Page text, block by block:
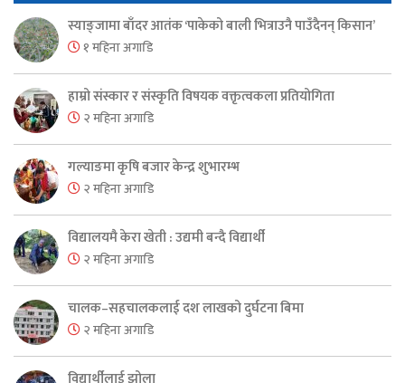
स्याङ्जामा बाँदर आतंक ‘पाकेको बाली भित्राउनै पाउँदैनन् किसान’
१ महिना अगाडि
हाम्रो संस्कार र संस्कृति विषयक वक्तृत्वकला प्रतियोगिता
२ महिना अगाडि
गल्याङमा कृषि बजार केन्द्र शुभारम्भ
२ महिना अगाडि
विद्यालयमै केरा खेती : उद्यमी बन्दै विद्यार्थी
२ महिना अगाडि
चालक–सहचालकलाई दश लाखको दुर्घटना बिमा
२ महिना अगाडि